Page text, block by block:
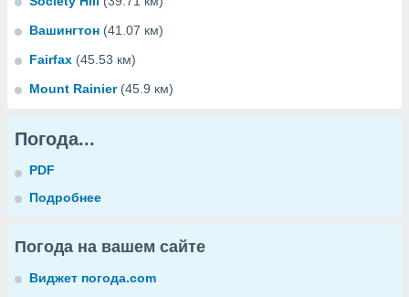
Вашингтон (41.07 км)
Fairfax (45.53 км)
Mount Rainier (45.9 км)
Погода...
PDF
Подробнее
Погода на вашем сайте
Виджет погода.com